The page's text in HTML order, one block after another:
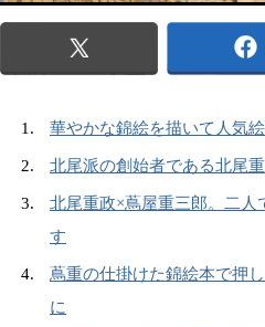
華やかな錦絵を描いて人気
北尾派の創始者である北尾
北尾重政×蔦屋重三郎。二人
す
蔦重の仕掛けた錦絵本で押
に